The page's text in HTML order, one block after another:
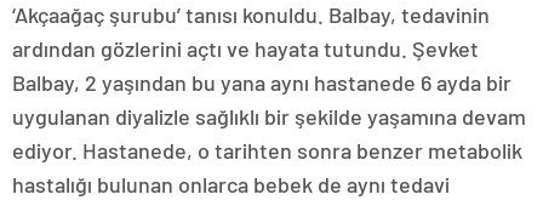
‘Akçaağaç şurubu’ tanısı konuldu. Balbay, tedavinin
ardından gözlerini açtı ve hayata tutundu. Şevket
Balbay, 2 yaşından bu yana aynı hastanede 6 ayda bir
uygulanan diyalizle sağlıklı bir şekilde yaşamına devam
ediyor. Hastanede, o tarihten sonra benzer metabolik
hastalığı bulunan onlarca bebek de aynı tedavi